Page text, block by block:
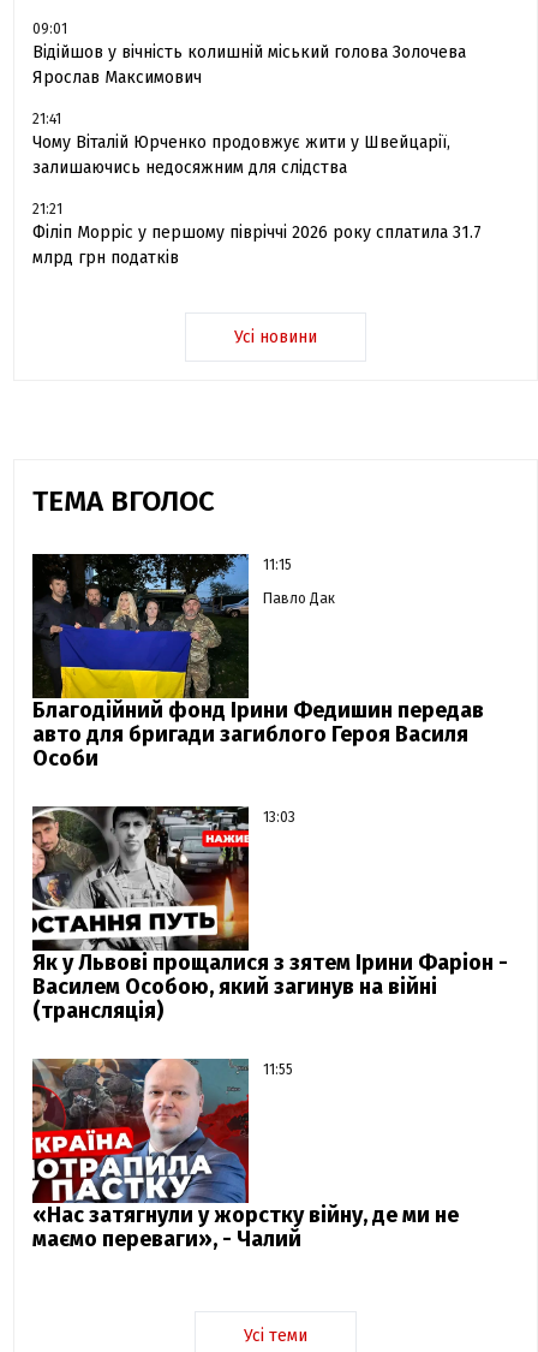
09:01
Відійшов у вічність колишній міський голова Золочева
Ярослав Максимович
21:41
Чому Віталій Юрченко продовжує жити у Швейцарії,
залишаючись недосяжним для слідства
21:21
Філіп Морріс у першому півріччі 2026 року сплатила 31.7
млрд грн податків
Усі новини
ТЕМА ВГОЛОС
11:15
Павло Дак
Благодійний фонд Ірини Федишин передав
авто для бригади загиблого Героя Василя
Особи
13:03
Як у Львові прощалися з зятем Ірини Фаріон -
Василем Особою, який загинув на війні
(трансляція)
11:55
«Нас затягнули у жорстку війну, де ми не
маємо переваги», - Чалий
Усі теми